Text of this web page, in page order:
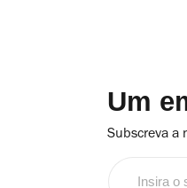
Um
Subscreva a